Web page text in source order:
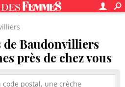
de Baudonvilliers
près de chez vous